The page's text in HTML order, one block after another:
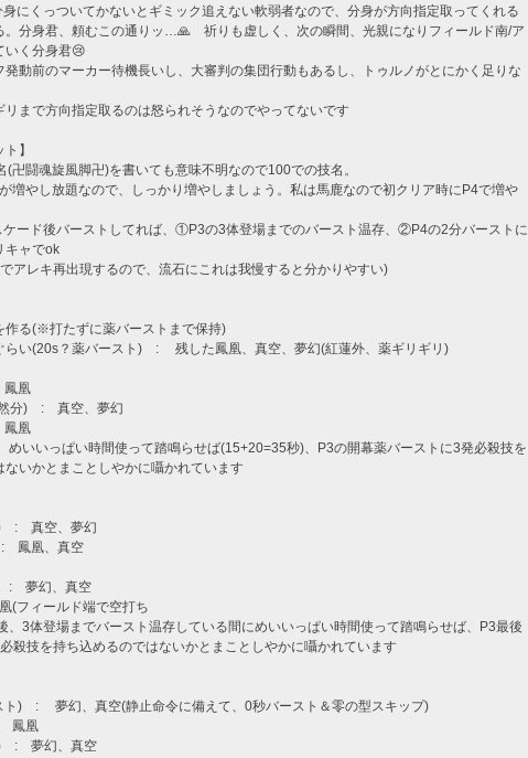
にくっついてかないとギミック追えない軟弱者なので、分身が方向指定取ってくれる
。分身君、頼むこの通りッ…🙏　祈りも虚しく、次の瞬間、光親になりフィールド南/ア
いく分身君😢
動前のマーカー待機長いし、大審判の集団行動もあるし、トゥルノがとにかく足りな
リまで方向指定取るのは怒られそうなのでやってないです
】
卍闘魂旋風脚卍)を書いても意味不明なので100での技名。
増やし放題なので、しっかり増やしましょう。私は馬鹿なので初クリア時にP4で増や
ケード後バーストしてれば、①P3の3体登場までのバースト温存、②P4の2分バーストに
キャでok
アレキ再出現するので、流石にこれは我慢すると分かりやすい)
作る(※打たずに薬バーストまで保持)
らい(20s？薬バースト)　:　 残した鳳凰、真空、夢幻(紅蓮外、薬ギリギリ)
鳳凰
分)　:　真空、夢幻
鳳凰
めいいっぱい時間使って踏鳴らせば(15+20=35秒)、P3の開幕薬バーストに3発必殺技を
ないかとまことしやかに囁かれています
:　真空、夢幻
　鳳凰、真空
:　夢幻、真空
(フィールド端で空打ち
、3体登場までバースト温存している間にめいいっぱい時間使って踏鳴らせば、P3最後
殺技を持ち込めるのではないかとまことしやかに囁かれています
ト)　: 　夢幻、真空(静止命令に備えて、0秒バースト＆零の型スキップ)
鳳凰
:　夢幻、真空